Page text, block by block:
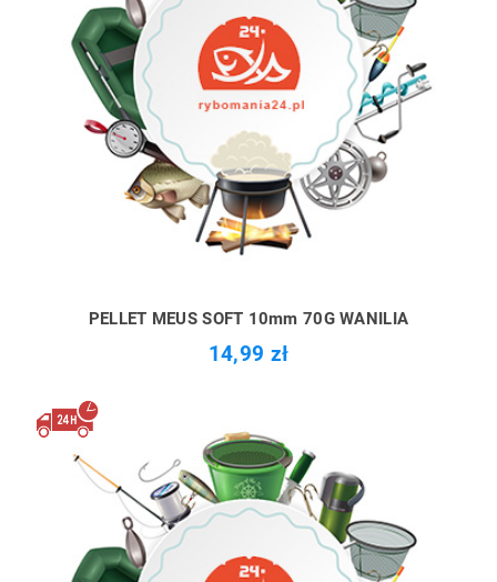
PELLET MEUS SOFT 10mm 70G WANILIA
14,99 zł